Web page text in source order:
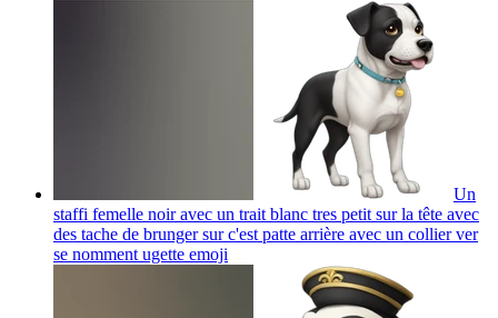
Un
staffi femelle noir avec un trait blanc tres petit sur la tête avec
des tache de brunger sur c'est patte arrière avec un collier ver
se nomment ugette emoji